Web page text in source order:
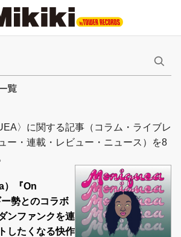
覧
〉に関する記事（コラム・ライブレ
ー・連載・レビュー・ニュース）を8
）『On
勢とのコラボ
ンファンクを連
したくなる快作